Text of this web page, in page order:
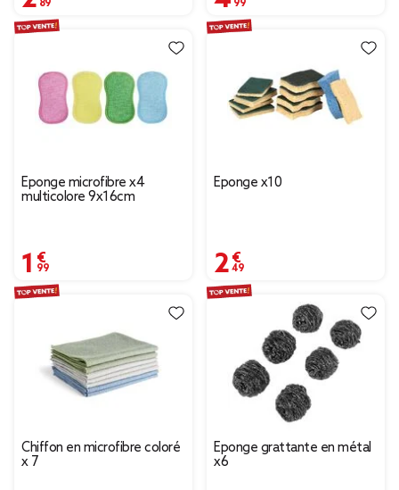
Éponge microfibre x4
multicolore 9x16cm
1,99 €
Éponge x10
2,49 €
Chiffon en microfibre coloré
x 7
Éponge grattante en métal
x6